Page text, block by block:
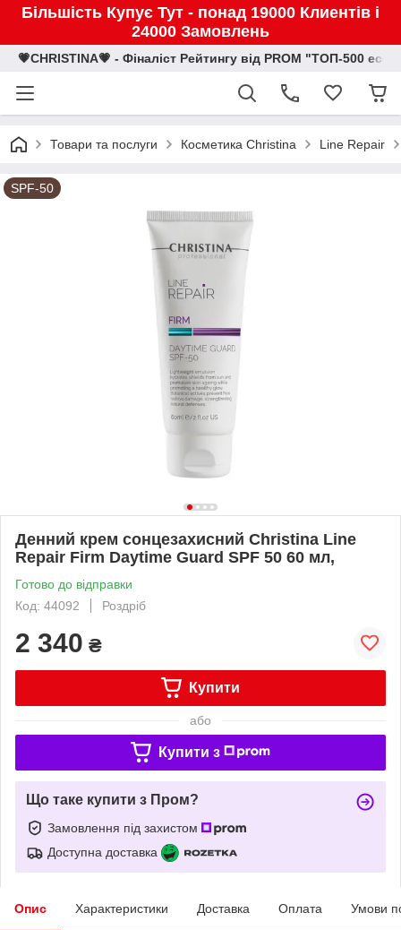
Більшість Купує Тут - понад 19000 Клиентів і
24000 Замовлень
💗CHRISTINA💗 - Фіналіст Рейтингу від PROM "ТОП-500
Товари та послуги Косметика Christina Line Repair
SPF-50
Денний крем сонцезахисний Christina Line
Repair Firm Daytime Guard SPF 50 60 мл,
Готово до відправки
Код: 44092
Роздріб
2 340 ₴
Купити
або
Купити з
Що таке купити з Пром?
Замовлення під захистом
Доступна доставка
Опис Характеристики Доставка Оплата Умови